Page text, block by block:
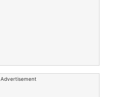
Advertisement